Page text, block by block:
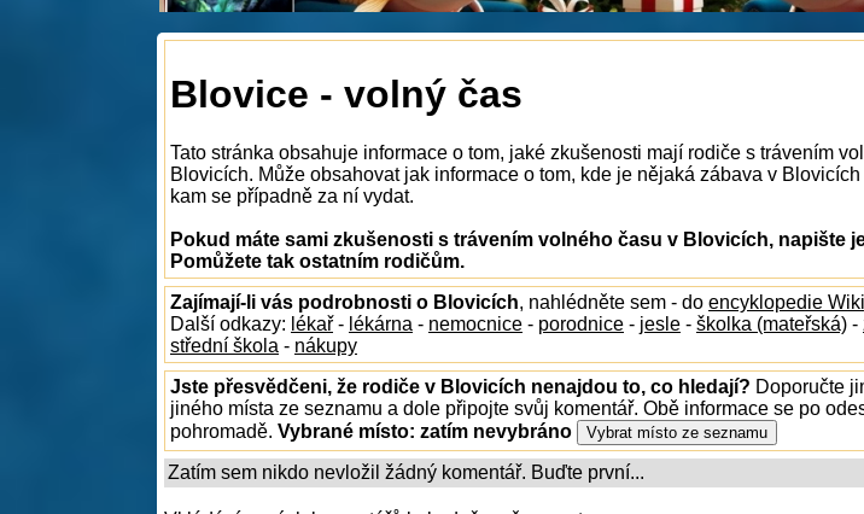
Blovice - volný čas
Tato stránka obsahuje informace o tom, jaké zkušenosti mají rodiče s trávením
Blovicích. Může obsahovat jak informace o tom, kde je nějaká zábava v
kam se případně za ní vydat.
Pokud máte sami zkušenosti s trávením volného času v Blovicích, napište
Pomůžete tak ostatním rodičům.
Zajímají-li vás podrobnosti o Blovicích, nahlédněte sem - do encyklopedie
Další odkazy: lékař - lékárna - nemocnice - porodnice - jesle - školka (mateřská) -
střední škola - nákupy
Jste přesvědčeni, že rodiče v Blovicích nenajdou to, co hledají? Doporučte
jiného místa ze seznamu a dole připojte svůj komentář. Obě informace se po
pohromadě. Vybrané místo: zatím nevybráno
Zatím sem nikdo nevložil žádný komentář. Buďte první...